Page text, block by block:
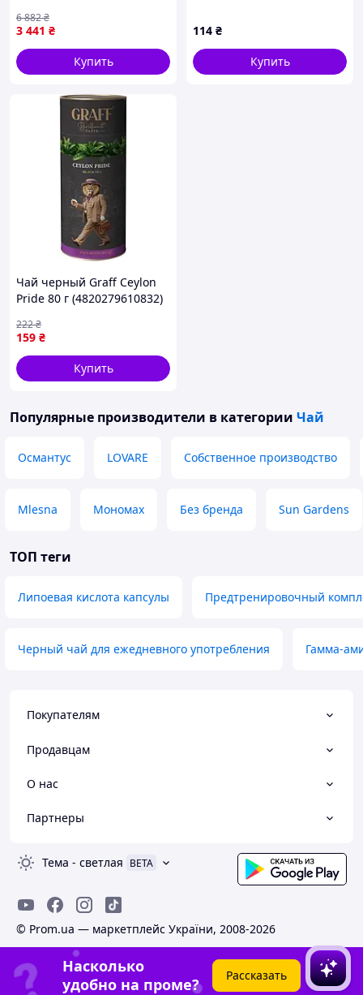
г
3 441 ₴
6 882₴
Купить
шт (9312631142167)
114 ₴
Купить
Чай черный Graff Ceylon
Pride 80 г (4820279610832)
159 ₴
222₴
Купить
Популярные производители в категории Чай
Османтус LOVARE Собственное производство
Mlesna Мономах Без бренда Sun Gardens
ТОП теги
Липоевая кислота капсулы Предтренировочный
Черный чай для ежедневного употребления Гамма-
Покупателям
Продавцам
О нас
Партнеры
Тема - светлая BETA
© Prom.ua — маркетплейс України, 2008-2026
Насколько
удобно на проме?
Рассказать